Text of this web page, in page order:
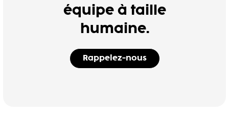
équipe à taille
humaine.
Rappelez-nous